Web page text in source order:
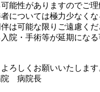
能性がありますのでご理
については極力少なく
は可能な限りご遠慮くだ
入院・手術等が延期にな
ろしくお願いいたします
院 病院長